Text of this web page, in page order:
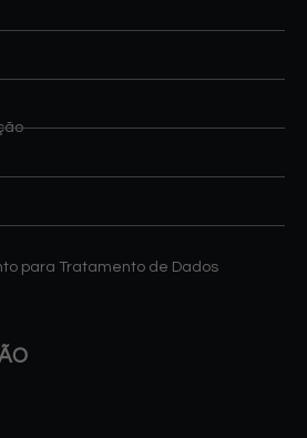
para Tratamento de Dados